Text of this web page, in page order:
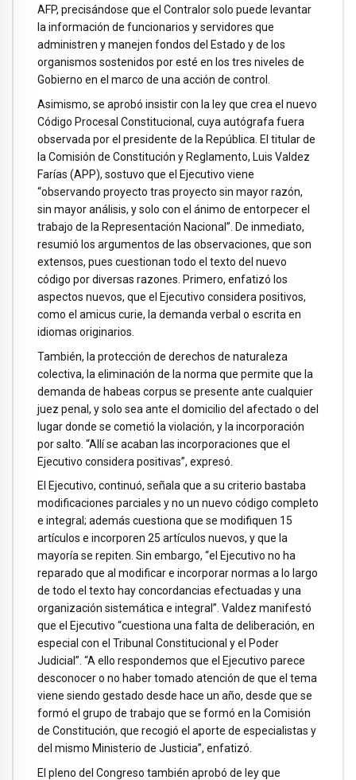
AFP, precisándose que el Contralor solo puede levantar
la información de funcionarios y servidores que
administren y manejen fondos del Estado y de los
organismos sostenidos por esté en los tres niveles de
Gobierno en el marco de una acción de control.
Asimismo, se aprobó insistir con la ley que crea el nuevo
Código Procesal Constitucional, cuya autógrafa fuera
observada por el presidente de la República. El titular de
la Comisión de Constitución y Reglamento, Luis Valdez
Farías (APP), sostuvo que el Ejecutivo viene
“observando proyecto tras proyecto sin mayor razón,
sin mayor análisis, y solo con el ánimo de entorpecer el
trabajo de la Representación Nacional”. De inmediato,
resumió los argumentos de las observaciones, que son
extensos, pues cuestionan todo el texto del nuevo
código por diversas razones. Primero, enfatizó los
aspectos nuevos, que el Ejecutivo considera positivos,
como el amicus curie, la demanda verbal o escrita en
idiomas originarios.
También, la protección de derechos de naturaleza
colectiva, la eliminación de la norma que permite que la
demanda de habeas corpus se presente ante cualquier
juez penal, y solo sea ante el domicilio del afectado o del
lugar donde se cometió la violación, y la incorporación
por salto. “Allí se acaban las incorporaciones que el
Ejecutivo considera positivas”, expresó.
El Ejecutivo, continuó, señala que a su criterio bastaba
modificaciones parciales y no un nuevo código completo
e integral; además cuestiona que se modifiquen 15
artículos e incorporen 25 artículos nuevos, y que la
mayoría se repiten. Sin embargo, “el Ejecutivo no ha
reparado que al modificar e incorporar normas a lo largo
de todo el texto hay concordancias efectuadas y una
organización sistemática e integral”. Valdez manifestó
que el Ejecutivo “cuestiona una falta de deliberación, en
especial con el Tribunal Constitucional y el Poder
Judicial”. “A ello respondemos que el Ejecutivo parece
desconocer o no haber tomado atención de que el tema
viene siendo gestado desde hace un año, desde que se
formó el grupo de trabajo que se formó en la Comisión
de Constitución, que recogió el aporte de especialistas y
del mismo Ministerio de Justicia”, enfatizó.
El pleno del Congreso también aprobó de ley que